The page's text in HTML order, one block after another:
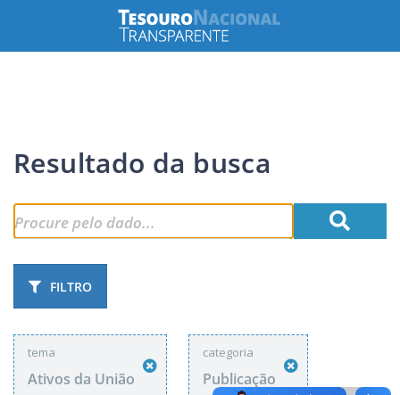
Resultado da busca
FILTRO
tema
Ativos da União
categoria
Publicação